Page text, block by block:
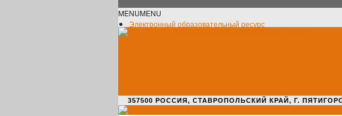
MENUMENU
Электронный образовательный ресурс
357500 РОССИЯ, СТАВРОПОЛЬСКИЙ КРАЙ, Г.